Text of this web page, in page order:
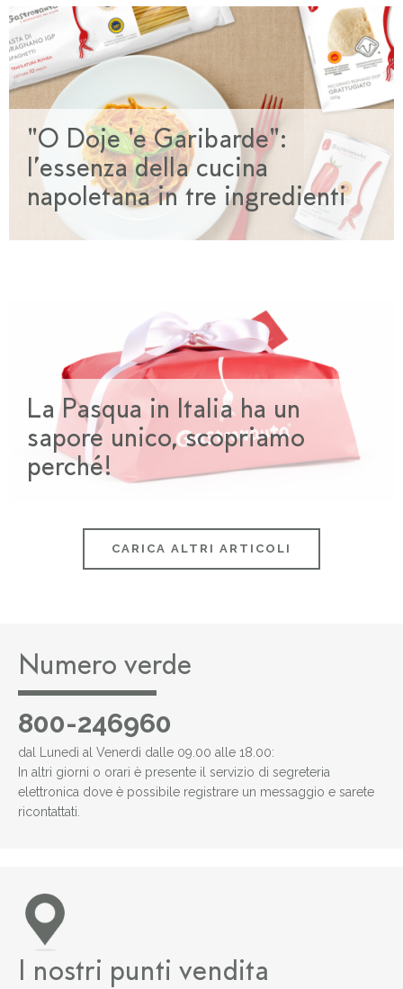
"O Doje 'e Garibarde":
l’essenza della cucina
napoletana in tre ingredienti
La Pasqua in Italia ha un
sapore unico, scopriamo
perché!
CARICA ALTRI ARTICOLI
Numero verde
800-246960
dal Lunedì al Venerdì dalle 09.00 alle 18.00:
In altri giorni o orari è presente il servizio di segreteria
elettronica dove è possibile registrare un messaggio e sarete
ricontattati.
I nostri punti vendita